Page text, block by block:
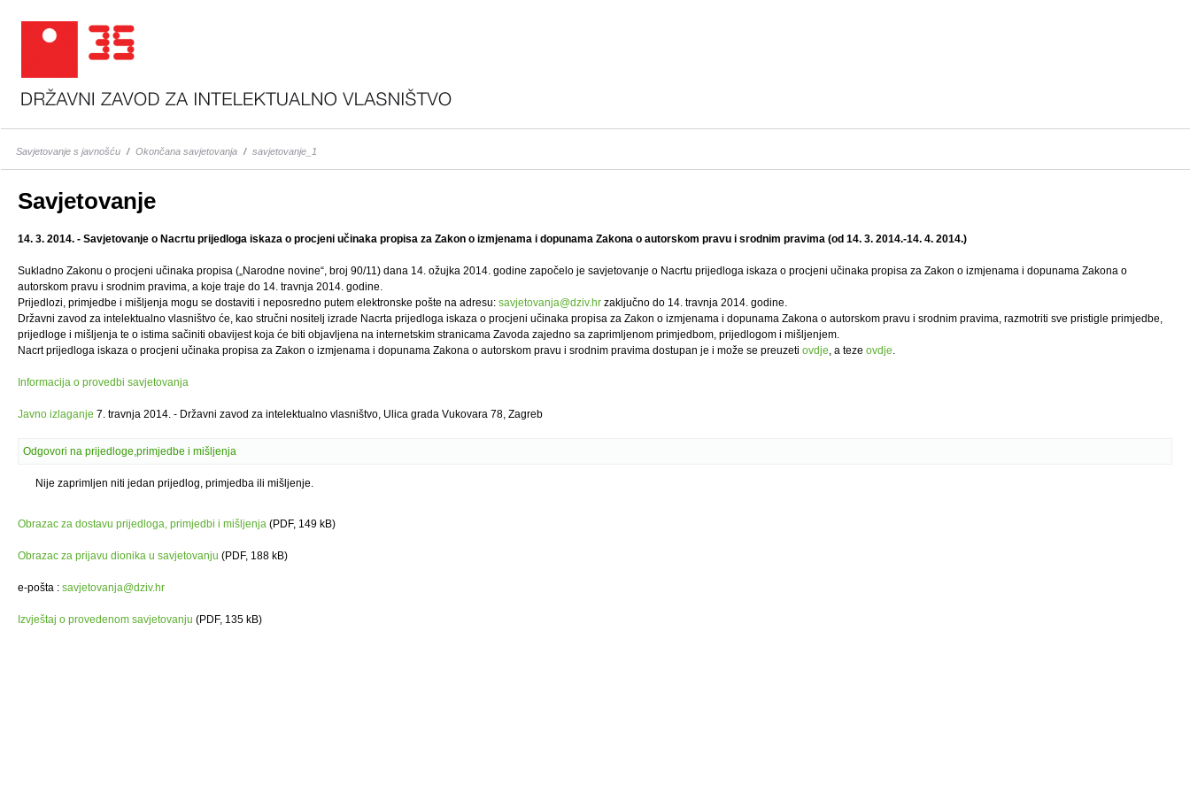
Savjetovanje s javnošću / Okončana savjetovanja / savjetovanje_1
Savjetovanje
14. 3. 2014. - Savjetovanje o Nacrtu prijedloga iskaza o procjeni učinaka propisa za Zakon o izmjenama i dopunama Zakona o autorskom pravu i srodnim pravima (od 14. 3. 2014.-14. 4. 2014.)
Sukladno Zakonu o procjeni učinaka propisa („Narodne novine“, broj 90/11) dana 14. ožujka 2014. godine započelo je savjetovanje o Nacrtu prijedloga iskaza o procjeni učinaka propisa za Zakon o izmjenama i dopunama Zakona o
autorskom pravu i srodnim pravima, a koje traje do 14. travnja 2014. godine.
Prijedlozi, primjedbe i mišljenja mogu se dostaviti i neposredno putem elektronske pošte na adresu: savjetovanja@dziv.hr zaključno do 14. travnja 2014. godine.
Državni zavod za intelektualno vlasništvo će, kao stručni nositelj izrade Nacrta prijedloga iskaza o procjeni učinaka propisa za Zakon o izmjenama i dopunama Zakona o autorskom pravu i srodnim pravima, razmotriti sve pristigle primjedbe,
prijedloge i mišljenja te o istima sačiniti obavijest koja će biti objavljena na internetskim stranicama Zavoda zajedno sa zaprimljenom primjedbom, prijedlogom i mišljenjem.
Nacrt prijedloga iskaza o procjeni učinaka propisa za Zakon o izmjenama i dopunama Zakona o autorskom pravu i srodnim pravima dostupan je i može se preuzeti ovdje, a teze ovdje.
Informacija o provedbi savjetovanja
Javno izlaganje 7. travnja 2014. - Državni zavod za intelektualno vlasništvo, Ulica grada Vukovara 78, Zagreb
Odgovori na prijedloge,primjedbe i mišljenja
Nije zaprimljen niti jedan prijedlog, primjedba ili mišljenje.
Obrazac za dostavu prijedloga, primjedbi i mišljenja (PDF, 149 kB)
Obrazac za prijavu dionika u savjetovanju (PDF, 188 kB)
e-pošta : savjetovanja@dziv.hr
Izvještaj o provedenom savjetovanju (PDF, 135 kB)